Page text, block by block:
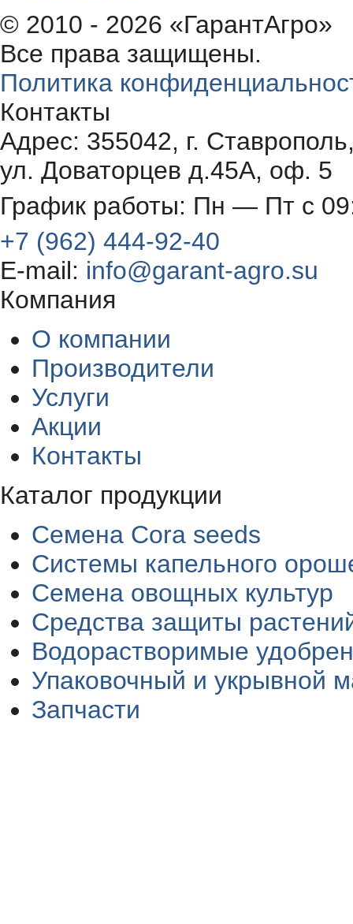
© 2010 - 2026 «ГарантАгро»
Все права защищены.
Политика
Контакты
Адрес: 355042, г.
ул. Доваторцев д.45А, оф. 5
График работы: Пн — Пт с
+7 (962) 444-92-40
E-mail: info@garant-agro.su
Компания
О компании
Производители
Услуги
Акции
Контакты
Каталог продукции
Семена Cora seeds
Системы капельного
Семена овощных культур
Средства защиты
Водорастворимые
Упаковочный и укрывной
Запчасти